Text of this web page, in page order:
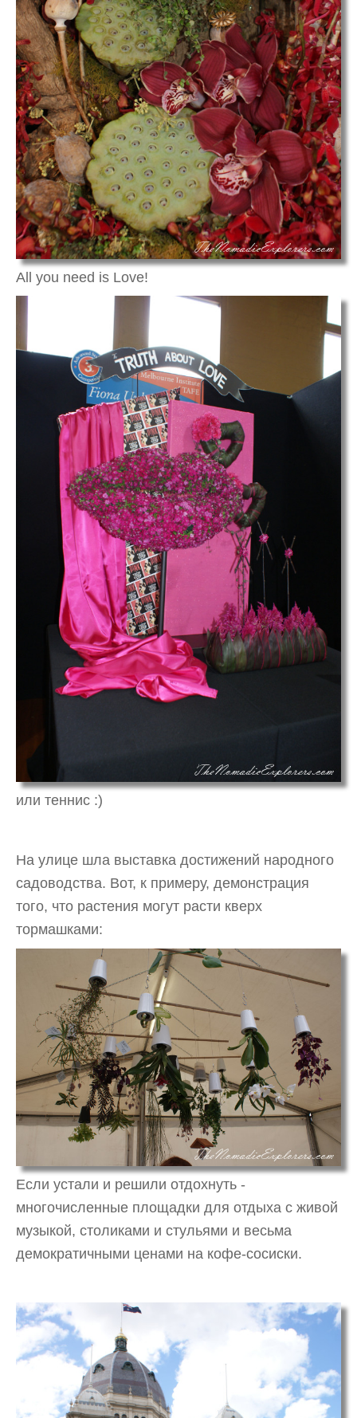
All you need is Love!
или теннис :)
На улице шла выставка достижений народного
садоводства. Вот, к примеру, демонстрация
того, что растения могут расти кверх
тормашками:
Если устали и решили отдохнуть -
многочисленные площадки для отдыха с живой
музыкой, столиками и стульями и весьма
демократичными ценами на кофе-сосиски.